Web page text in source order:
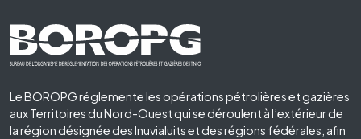
Footer First
Le BOROPG réglemente les opérations pétrolières et gazières
aux Territoires du Nord-Ouest qui se déroulent à l’extérieur de
la région désignée des Inuvialuits et des régions fédérales, afin